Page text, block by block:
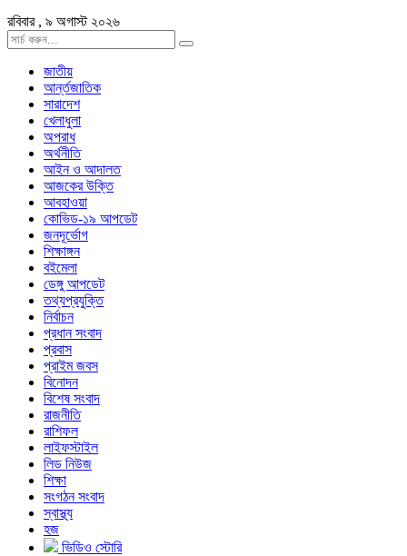
রবিবার , ৯ অগাস্ট ২০২৬
জাতীয়
আর্ন্তজাতিক
সারাদেশ
খেলাধুলা
অপরাধ
অর্থনীতি
আইন ও আদালত
আজকের উক্তি
আবহাওয়া
কোভিড-১৯ আপডেট
জনদূর্ভোগ
শিক্ষাঙ্গন
বইমেলা
ডেঙ্গু আপডেট
তথ্যপ্রযুক্তি
নির্বাচন
প্রধান সংবাদ
প্রবাস
প্রাইম জবস
বিনোদন
বিশেষ সংবাদ
রাজনীতি
রাশিফল
লাইফস্টাইল
লিড নিউজ
শিক্ষা
সংগঠন সংবাদ
স্বাস্থ্য
হজ
ভিডিও স্টোরি